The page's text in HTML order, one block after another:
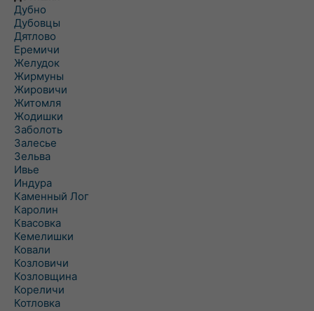
Дубно
Дубовцы
Дятлово
Еремичи
Желудок
Жирмуны
Жировичи
Житомля
Жодишки
Заболоть
Залесье
Зельва
Ивье
Индура
Каменный Лог
Каролин
Квасовка
Кемелишки
Ковали
Козловичи
Козловщина
Кореличи
Котловка